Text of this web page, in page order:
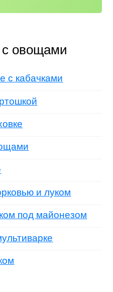
овощами
с кабачками
и луком
под майонезом